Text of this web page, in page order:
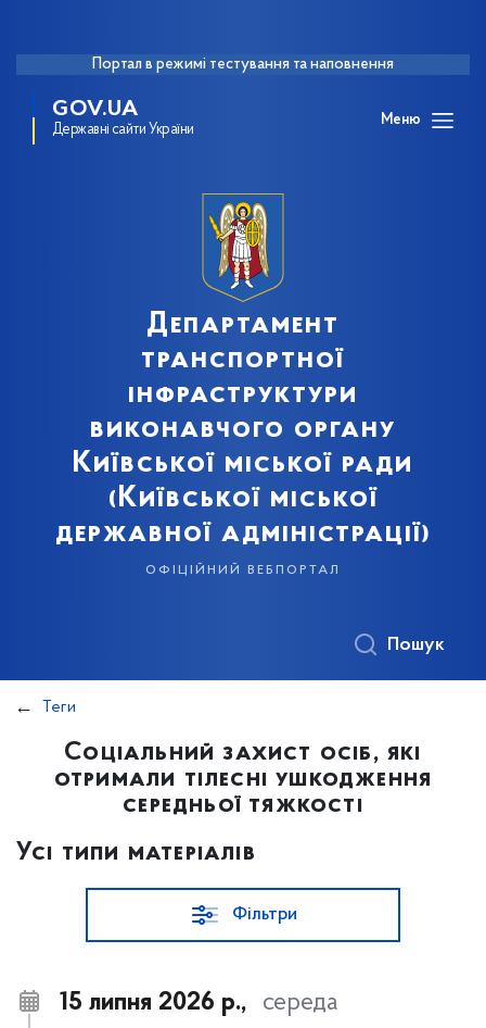
Портал в режимі тестування та наповнення
GOV.UA
Державні сайти України
Меню
Департамент
транспортної
інфраструктури
виконавчого органу
Київської міської ради
(Київської міської
державної адміністрації)
офіційний вебпортал
Пошук
Теги
Соціальний захист осіб, які
отримали тілесні ушкодження
середньої тяжкості
Усі типи матеріалів
Фільтри
15 липня 2026 р., середа